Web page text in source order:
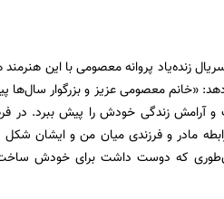
زنده‌یاد پروانه معصومی با این
«خانم معصومی عزیز و بزرگوار
و آرامش زندگی خودش را پیش ببرد. در
مادر و فرزندی میان من و ایشان
که دوست داشت برای خودش